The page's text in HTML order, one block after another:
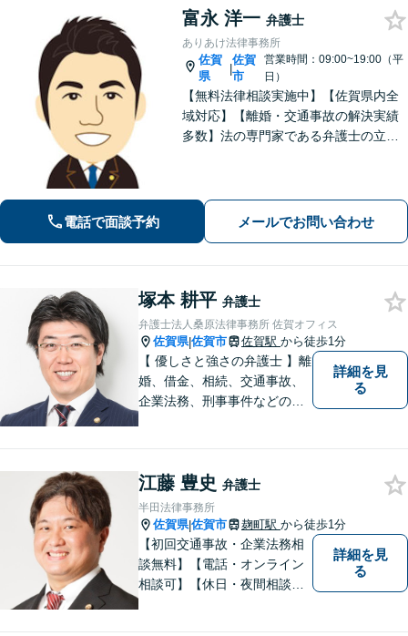
富永 洋一 弁護士
ありあけ法律事務所
佐賀
県
|
佐賀
市
営業時間：09:00~19:00（平
日）
【無料法律相談実施中】【佐賀県内全
域対応】【離婚・交通事故の解決実績
多数】法の専門家である弁護士の立場
電話で面談予約 メールでお問い合わせ
塚本 耕平 弁護士
弁護士法人桑原法律事務所 佐賀オフィス
佐賀県|佐賀市 佐賀駅 から徒歩1分
【 優しさと強さの弁護士 】離
婚、借金、相続、交通事故、
企業法務、刑事事件などのご
なリーガルサービスを提供い
たします。
詳細を見
る
江藤 豊史 弁護士
半田法律事務所
佐賀県|佐賀市 麹町駅 から徒歩1分
【初回交通事故・企業法務相
談無料】【電話・オンライン
相談可】【休日・夜間相談
詳細を見
る